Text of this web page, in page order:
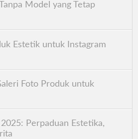
Model yang Tetap
Estetik untuk Instagram
Foto Produk untuk
2025: Perpaduan Estetika,